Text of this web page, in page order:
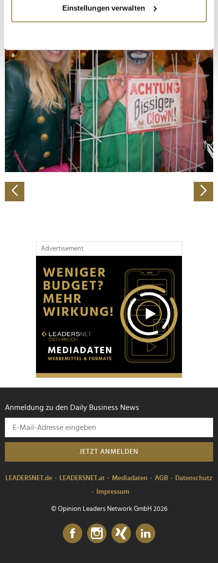
Informationen über Ihre geografische Lage
erfassen, welche bis auf einige Meter genau sein
bestimmten Merkmalen (Fingerprinting) identifizieren
Erfahren Sie mehr darüber, wie Ihre persönlichen Daten
verarbeitet werden, und legen Sie Ihre Präferenzen im
Abschnitt Einzelheiten
fest.
Wir verwenden Cookies, um Inhalte und Anzeigen zu
personalisieren, Funktionen für soziale Medien anbieten
zu können und die Zugriffe auf unsere Website zu
analysieren. Außerdem geben wir Informationen zu Ihrer
Verwendung unserer Website an unsere Partner für
Partner führen diese Informationen möglicherweise mit
weiteren Daten zusammen, die Sie ihnen bereitgestellt
Einstellungen verwalten
Advertisement
Anmeldung zu den Daily Business News
JETZT ANMELDEN
LEADERSNET.de LEADERSNET.at Mediadaten AGB
Datenschutz
Impressum
© Opinion Leaders Network GmbH 2026